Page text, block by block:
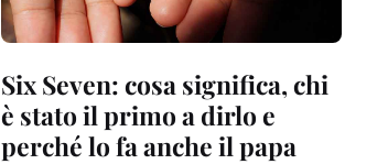
Six Seven: cosa significa, chi
è stato il primo a dirlo e
perché lo fa anche il papa